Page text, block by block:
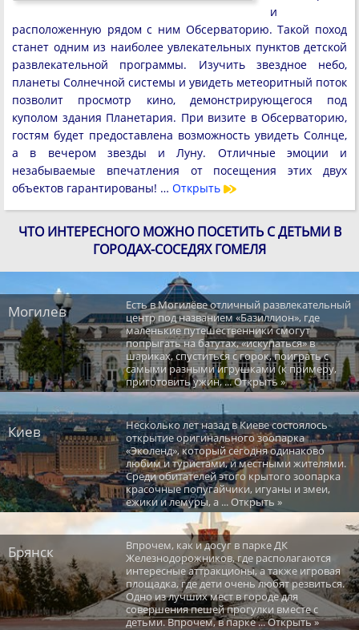
и
расположенную рядом с ним Обсерваторию. Такой поход
станет одним из наиболее увлекательных пунктов детской
развлекательной программы. Изучить звездное небо,
планеты Солнечной системы и увидеть метеоритный поток
позволит просмотр кино, демонстрирующегося под
куполом здания Планетария. При визите в Обсерваторию,
гостям будет предоставлена возможность увидеть Солнце,
а в вечером звезды и Луну. Отличные эмоции и
незабываемые впечатления от посещения этих двух
объектов гарантированы! … Открыть
ЧТО ИНТЕРЕСНОГО МОЖНО ПОСЕТИТЬ С ДЕТЬМИ В
ГОРОДАХ-СОСЕДЯХ ГОМЕЛЯ
Могилев
Есть в Могилёве отличный развлекательный
центр под названием «Базиллион», где
маленькие путешественники смогут
попрыгать на батутах, «искупаться» в
шариках, спуститься с горок, поиграть с
самыми разными игрушками (к примеру,
приготовить ужин, ... Открыть »
Киев
Несколько лет назад в Киеве состоялось
открытие оригинального зоопарка
«Эколенд», который сегодня одинаково
любим и туристами, и местными жителями.
Среди обитателей этого крытого зоопарка
красочные попугайчики, игуаны и змеи,
ежики и лемуры, а ... Открыть »
Брянск
Впрочем, как и досуг в парке ДК
Железнодорожников, где располагаются
интересные аттракционы, а также игровая
площадка, где дети очень любят резвиться.
Одно из лучших мест в городе для
совершения пешей прогулки вместе с
детьми. Впрочем, в парке ... Открыть »